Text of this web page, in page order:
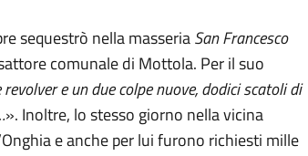
sequestrò nella masseriaSan Francesco
comunale di Mottola. Per il suo
e un due colpe nuove, dodici scatoli di
». Inoltre, lo stesso giorno nella vicina
e anche per lui furono richiesti mille